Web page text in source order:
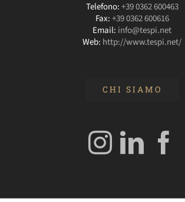
Telefono:+39 0362 600463
Fax:+39 0362 600616
Email: info@tespi.net
Web: http://www.tespi.net/
CHI SIAMO